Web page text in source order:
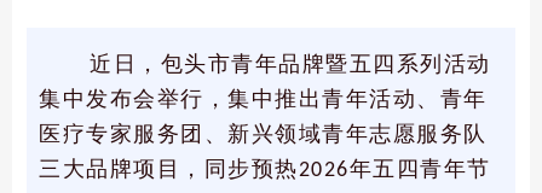
近日，包头市青年品牌暨五四系列活动
集中发布会举行，集中推出青年活动、青年
医疗专家服务团、新兴领域青年志愿服务队
三大品牌项目，同步预热2026年五四青年节